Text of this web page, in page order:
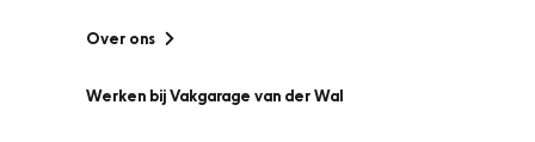
Over ons
Werken bij Vakgarage van der Wal